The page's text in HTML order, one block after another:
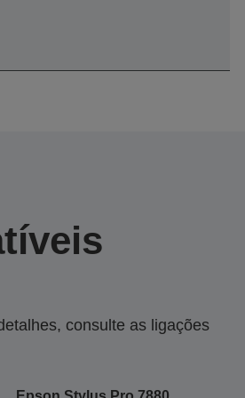
consulte as ligações